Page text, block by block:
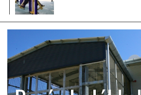
LATIN-AMERIKA
KÖZEL-KELET